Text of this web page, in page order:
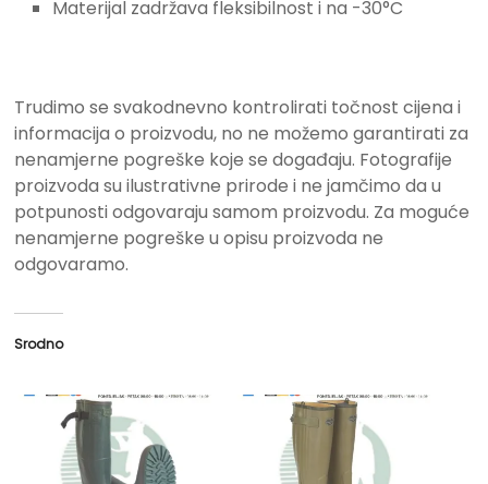
Materijal zadržava fleksibilnost i na -30°C
Trudimo se svakodnevno kontrolirati točnost cijena i
informacija o proizvodu, no ne možemo garantirati za
nenamjerne pogreške koje se događaju. Fotografije
proizvoda su ilustrativne prirode i ne jamčimo da u
potpunosti odgovaraju samom proizvodu. Za moguće
nenamjerne pogreške u opisu proizvoda ne
odgovaramo.
Srodno